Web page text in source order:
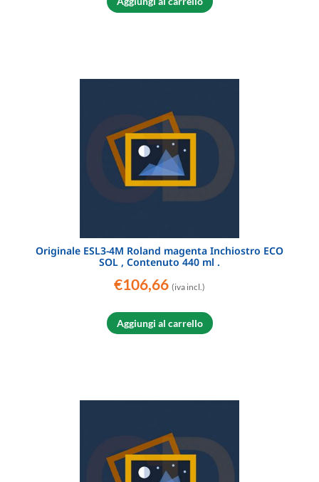
Originale ESL3-4M Roland magenta Inchiostro ECO
SOL , Contenuto 440 ml .
€106,66 (iva incl.)
Aggiungi al carrello